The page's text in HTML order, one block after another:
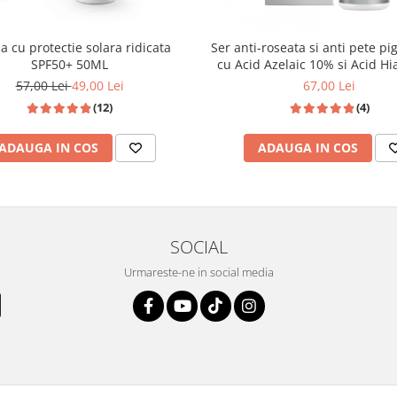
Acesta contine antioxidanti
vitamina C, vitamina A,
vitamina C, este un bun
sau revitalizant, stimulator,
proaspat curatat.
tonica, se aplica urmatorul
cu protectie solara ridicata
SPF50+ 50ML
57,00 Lei49,00 Lei
(12)
IN COS
Ser anti-roseata si anti pete
cu Acid Azelaic 10% si Acid
30ml
67,00 Lei
(4)
ADAUGA IN COS
SOCIAL
Urmareste-ne in social media